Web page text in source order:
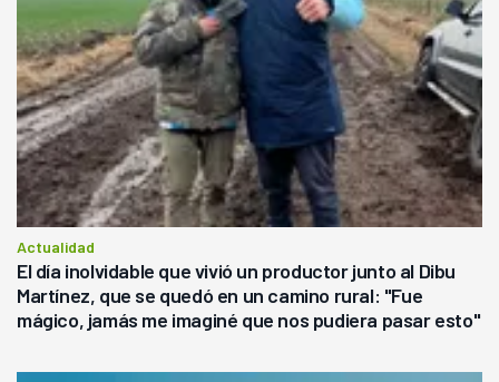
Actualidad
El día inolvidable que vivió un productor junto al Dibu
Martínez, que se quedó en un camino rural: "Fue
mágico, jamás me imaginé que nos pudiera pasar esto"